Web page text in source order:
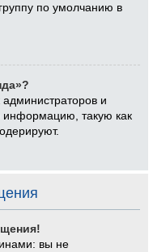
по умолчанию в
и
информацию, такую как
вы не